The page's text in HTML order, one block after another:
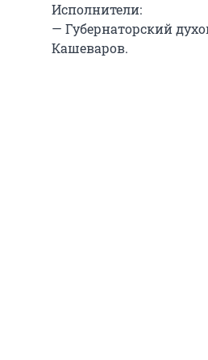
Исполнители:
— Губернаторский
Кашеваров.